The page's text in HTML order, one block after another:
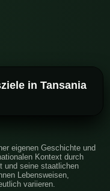
in Tansania
eigenen Geschichte und
Kontext durch
und seine staatlichen
Lebensweisen,
variieren.